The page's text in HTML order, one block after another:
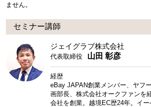
ません。
セミナー講師
ジェイグラブ株式会社
代表取締役 山田 彰彦
経歴
eBay JAPAN創業メンバー、ヤフ
画部長、株式会社オークファンを
会社を創業。越境EC歴24年。イ